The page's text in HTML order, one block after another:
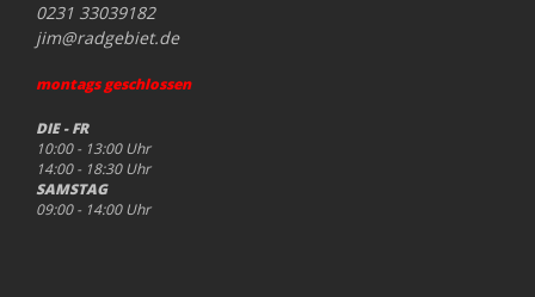
0231 33039182
jim@radgebiet.de
montags geschlossen
DIE - FR
10:00 - 13:00 Uhr
14:00 - 18:30 Uhr
SAMSTAG
09:00 - 14:00 Uhr